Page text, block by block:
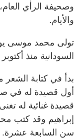
وصحيفة الرأي
والأيام.
تولى محمد موسى
السودانية منذ أكتوبر 1998 م
بدأ في كتابة
أول قصيدة له في
قصيدة غنائية له
إبراهيم وقد كتب
سن السابعة عشرة.